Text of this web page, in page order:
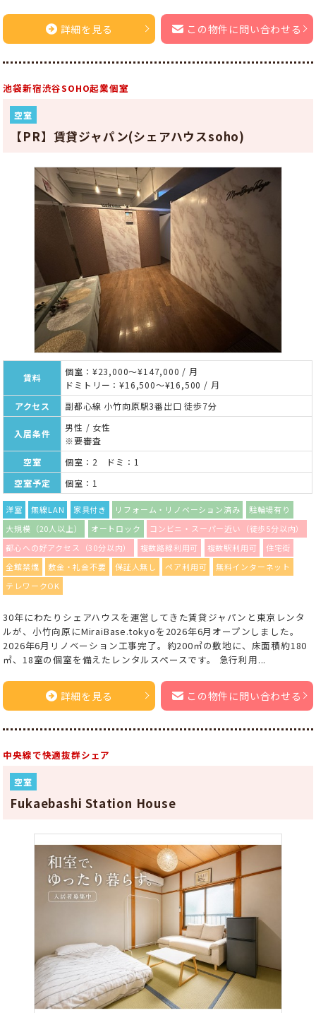
詳細を見る この物件に問い合わせる
池袋新宿渋谷SOHO起業個室
空室
【PR】賃貸ジャパン(シェアハウスsoho)
賃料
個室：¥23,000～¥147,000 / 月
ドミトリー：¥16,500～¥16,500 / 月
アクセス
副都心線 小竹向原駅3番出口 徒歩7分
入居条件
男性 / 女性
※要審査
空室
個室：2 ドミ：1
空室予定
個室：1
洋室 無線LAN 家具付き リフォーム・リノベーション済み
駐輪場有り
大規模（20人以上）
オートロック
コンビニ・スーパー近い（徒歩5分以内）
都心への好アクセス（30分以内）
複数路線利用可 複数駅利用可
住宅街
全館禁煙
敷金・礼金不要 保証人無し ペア利用可
無料インターネット
テレワークOK
30年にわたりシェアハウスを運営してきた賃貸ジャパンと東京レンタ
ルが、小竹向原にMiraiBase.tokyoを2026年6月オープンしました。
2026年6月リノベーション工事完了。約200㎡の敷地に、床面積約180
㎡、18室の個室を備えたレンタルスペースです。 急行利用...
詳細を見る この物件に問い合わせる
中央線で快適抜群シェア
空室
Fukaebashi Station House